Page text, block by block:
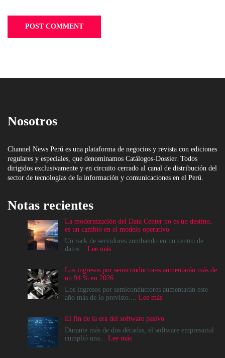
Nosotros
Channel News Perú es una plataforma de negocios y revista con ediciones
regulares y especiales, que denominamos Catálogos-Dossier. Todos
dirigidos exclusivamente y en circuito cerrado al canal de distribución del
sector de tecnologías de la información y comunicaciones en el Perú.
Notas recientes
La modernización del Data Center no es un destino,
es un cambio en el modelo operativo
Un rack de servidores zumbando en un centro de
datos... Lee más:
del
Data
Center
no
destino,
es
un
Los ingresos por semiconductores aumentarán más de
un 94 % en 2026
Los ingresos por semiconductores aumentarán este
año más de lo previsto.... Lee más:
por
semiconductores
El fin de la era del software pasivo
Durante más de dos décadas, el software empresarial
cumplió una... Lee más: